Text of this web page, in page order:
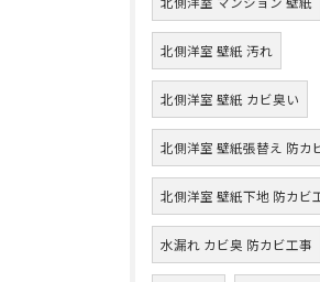
北側洋室 壁紙 汚れ
北側洋室 壁紙 カビ臭い
北側洋室 壁紙張替え 防カ
北側洋室 壁紙下地 防カビ
水漏れ カビ臭 防カビ工事